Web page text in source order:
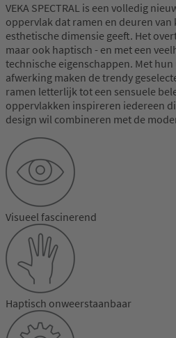
VEKA SPECTRAL is een volledig
oppervlak dat ramen en deuren
esthetische dimensie geeft. Het
maar ook haptisch - en met een
technische eigenschappen. Met
afwerking maken de trendy
ramen letterlijk tot een sensuele
oppervlakken inspireren iedereen
design wil combineren met de
Visueel fascinerend
Haptisch onweerstaanbaar